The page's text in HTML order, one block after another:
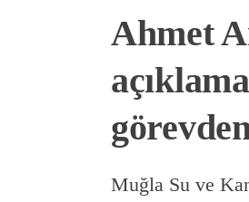
Ahmet
Muğla Su ve